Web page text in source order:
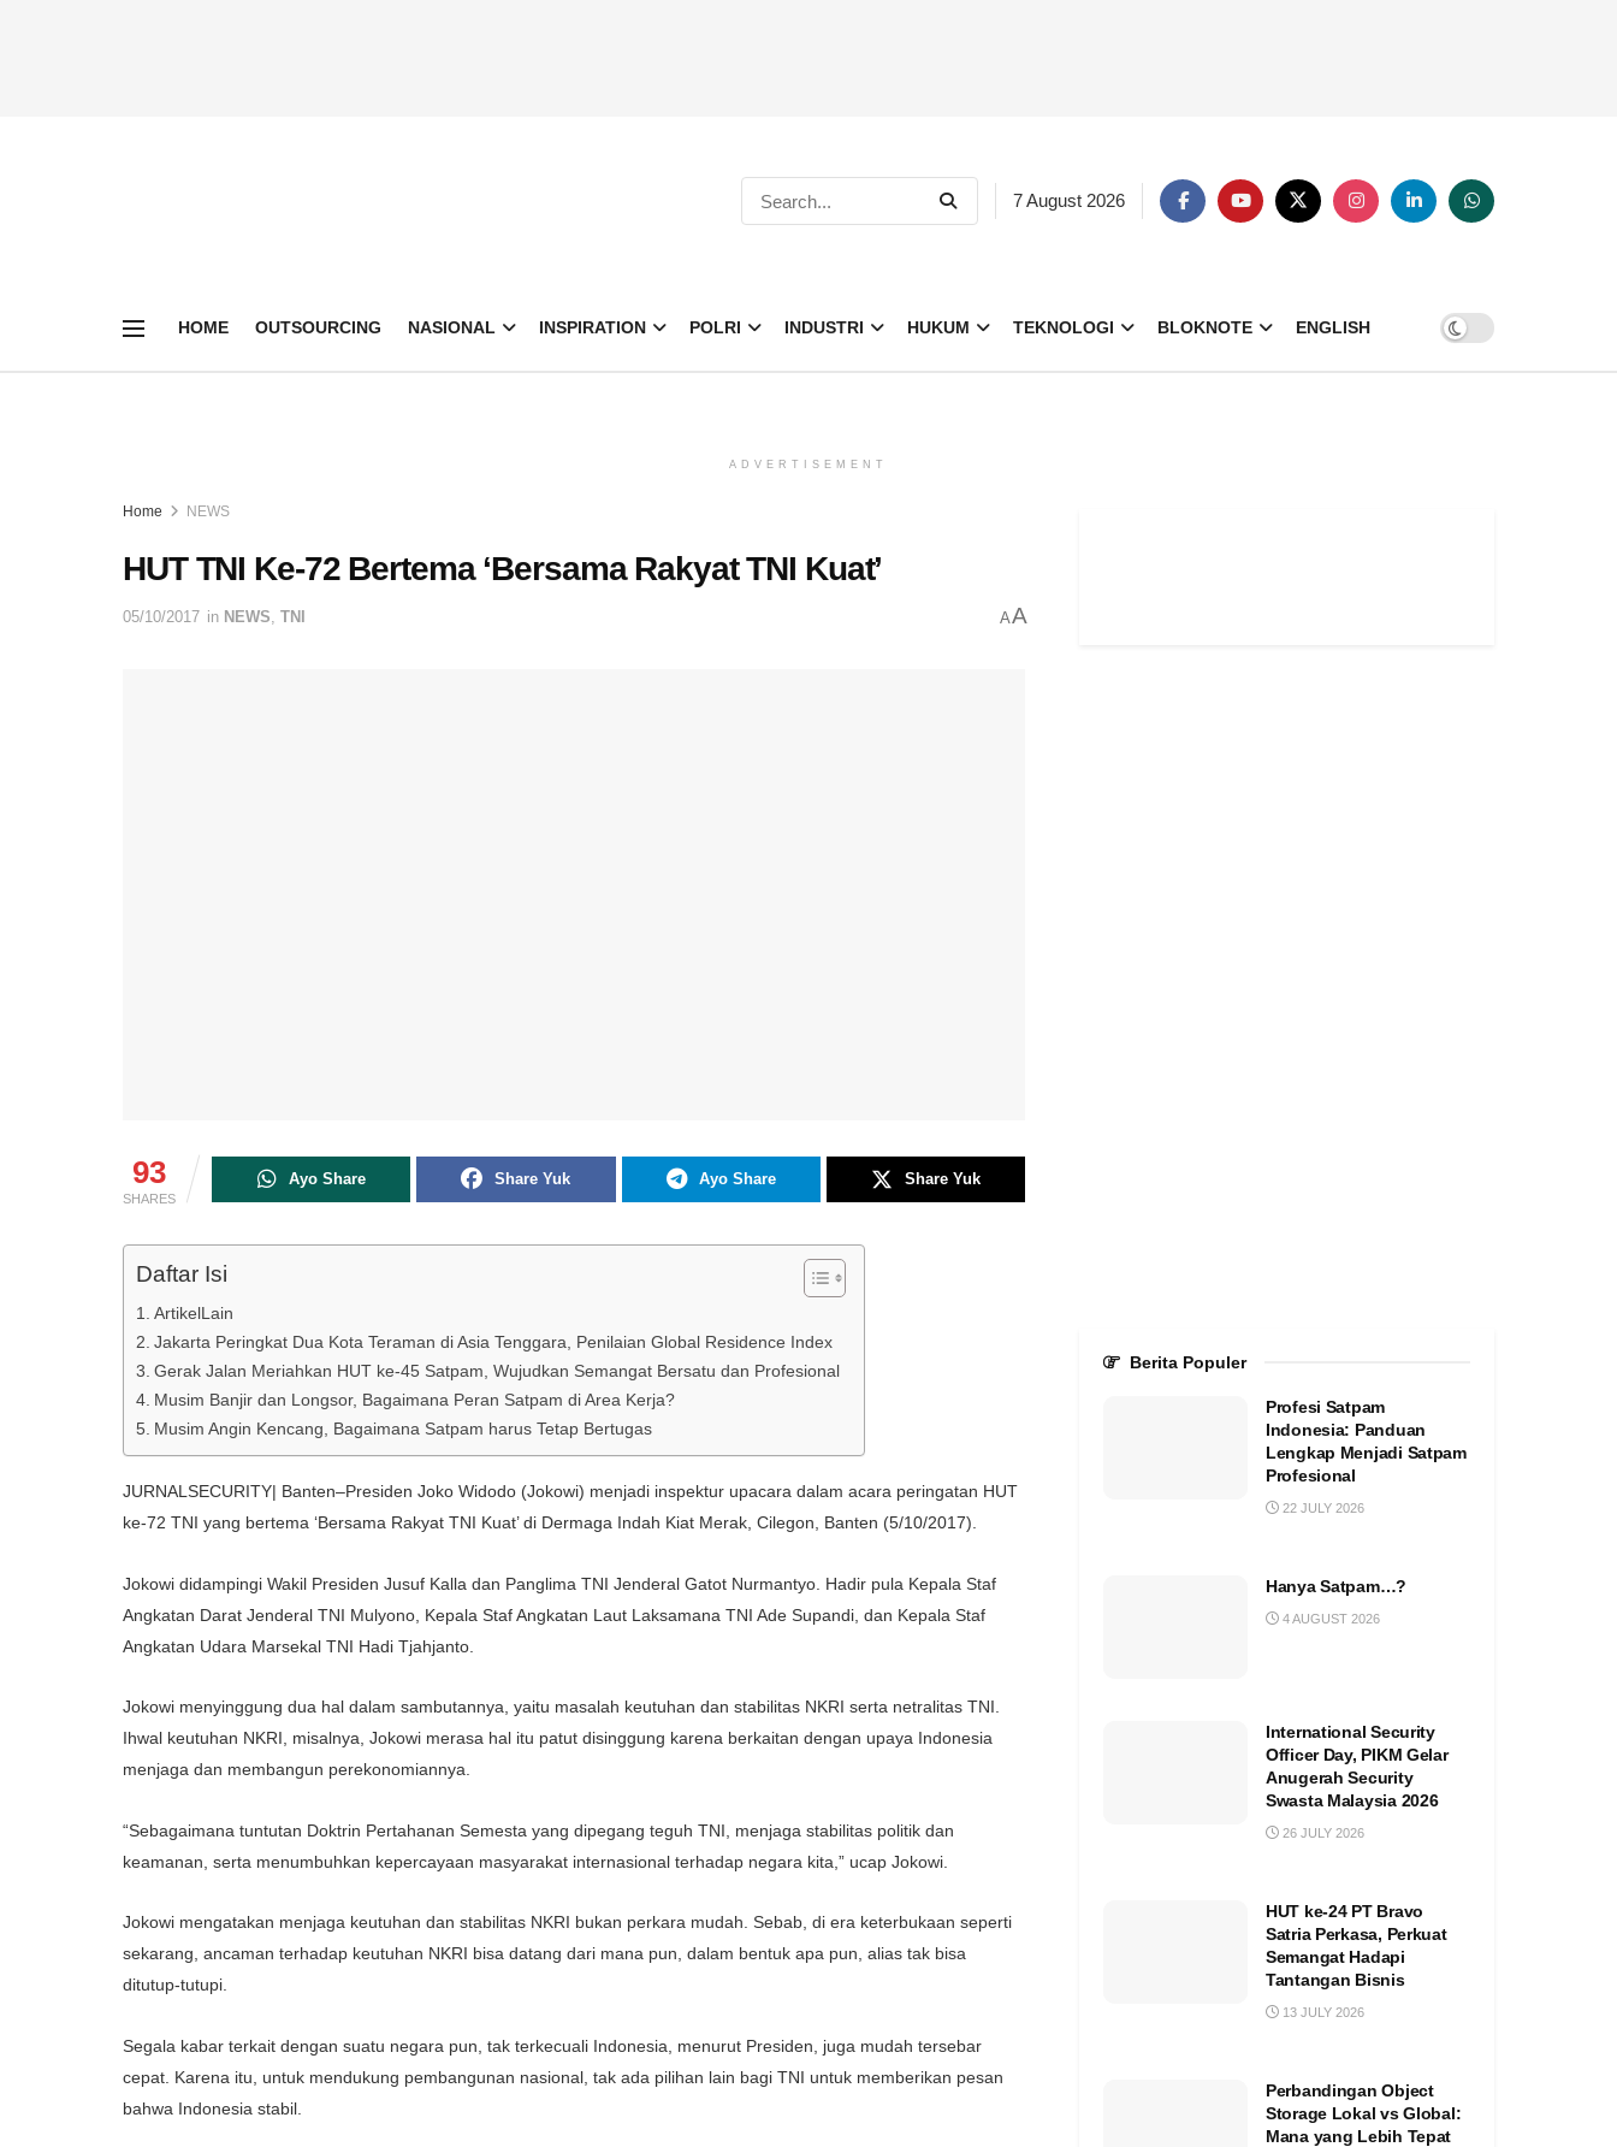
7 August 2026
HOME OUTSOURCING NASIONAL INSPIRATION POLRI INDUSTRI HUKUM TEKNOLOGI BLOKNOTE ENGLISH
ADVERTISEMENT
Home NEWS
HUT TNI Ke-72 Bertema ‘Bersama Rakyat TNI Kuat’
05/10/2017 in NEWS, TNI AA
93
SHARES
Ayo Share Share Yuk Ayo Share Share Yuk
Daftar Isi
ArtikelLain
Jakarta Peringkat Dua Kota Teraman di Asia Tenggara, Penilaian Global Residence Index
Gerak Jalan Meriahkan HUT ke-45 Satpam, Wujudkan Semangat Bersatu dan Profesional
Musim Banjir dan Longsor, Bagaimana Peran Satpam di Area Kerja?
Musim Angin Kencang, Bagaimana Satpam harus Tetap Bertugas
JURNALSECURITY| Banten–Presiden Joko Widodo (Jokowi) menjadi inspektur upacara dalam acara peringatan HUT
ke-72 TNI yang bertema ‘Bersama Rakyat TNI Kuat’ di Dermaga Indah Kiat Merak, Cilegon, Banten (5/10/2017).
Jokowi didampingi Wakil Presiden Jusuf Kalla dan Panglima TNI Jenderal Gatot Nurmantyo. Hadir pula Kepala Staf
Angkatan Darat Jenderal TNI Mulyono, Kepala Staf Angkatan Laut Laksamana TNI Ade Supandi, dan Kepala Staf
Angkatan Udara Marsekal TNI Hadi Tjahjanto.
Jokowi menyinggung dua hal dalam sambutannya, yaitu masalah keutuhan dan stabilitas NKRI serta netralitas TNI.
Ihwal keutuhan NKRI, misalnya, Jokowi merasa hal itu patut disinggung karena berkaitan dengan upaya Indonesia
menjaga dan membangun perekonomiannya.
“Sebagaimana tuntutan Doktrin Pertahanan Semesta yang dipegang teguh TNI, menjaga stabilitas politik dan
keamanan, serta menumbuhkan kepercayaan masyarakat internasional terhadap negara kita,” ucap Jokowi.
Jokowi mengatakan menjaga keutuhan dan stabilitas NKRI bukan perkara mudah. Sebab, di era keterbukaan seperti
sekarang, ancaman terhadap keutuhan NKRI bisa datang dari mana pun, dalam bentuk apa pun, alias tak bisa
ditutup-tutupi.
Segala kabar terkait dengan suatu negara pun, tak terkecuali Indonesia, menurut Presiden, juga mudah tersebar
cepat. Karena itu, untuk mendukung pembangunan nasional, tak ada pilihan lain bagi TNI untuk memberikan pesan
bahwa Indonesia stabil.
Berita Populer
Profesi Satpam
Indonesia: Panduan
Lengkap Menjadi Satpam
Profesional
22 JULY 2026
Hanya Satpam…?
4 AUGUST 2026
International Security
Officer Day, PIKM Gelar
Anugerah Security
Swasta Malaysia 2026
26 JULY 2026
HUT ke-24 PT Bravo
Satria Perkasa, Perkuat
Semangat Hadapi
Tantangan Bisnis
13 JULY 2026
Perbandingan Object
Storage Lokal vs Global:
Mana yang Lebih Tepat